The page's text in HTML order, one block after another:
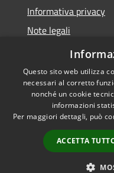
Informativa privacy
Note legali
Dichiarazione di
Accessibilità
Questo sito web utilizza
necessari al corretto
nonché un cookie
informazioni
Per maggiori dettagli, può
ACCETTA